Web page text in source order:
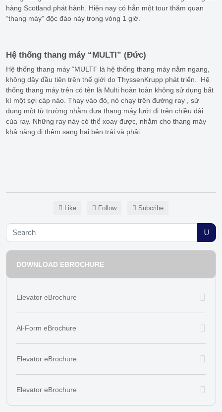
hàng Scotland phát hành. Hiện nay có hẳn một tour thăm quan
“thang máy” độc đáo này trong vòng 1 giờ.
Hệ thống thang máy “MULTI” (Đức)
Hệ thống thang máy “MULTI” là hệ thống thang máy nằm ngang,
không dây đầu tiên trên thế giới do ThyssenKrupp phát triển. Hệ
thống thang máy trên có tên là Multi hoàn toàn không sử dụng bất
kì một sợi cáp nào. Thay vào đó, nó chạy trên đường ray , sử
dụng một từ trường nhằm đưa thang máy lướt đi trên chiều dài
của ray. Những ray này có thể xoay được, nhằm cho thang máy
khả năng đi thêm sang hai bên trái và phải.
Like Follow Subcribe
DOWNLOAD EBROCHURE
Elevator eBrochure
Al-Form eBrochure
Elevator eBrochure
Elevator eBrochure